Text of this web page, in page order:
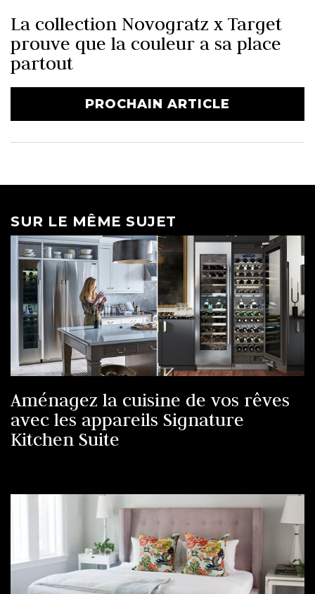
La collection Novogratz x Target
prouve que la couleur a sa place
partout
PROCHAIN ARTICLE
SUR LE MÊME SUJET
Aménagez la cuisine de vos rêves
avec les appareils Signature
Kitchen Suite